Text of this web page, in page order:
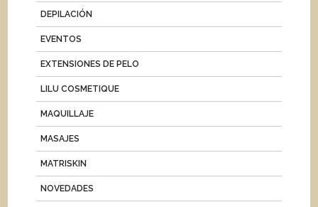
DEPILACIÓN
EVENTOS
EXTENSIONES DE PELO
LILU COSMETIQUE
MAQUILLAJE
MASAJES
MATRISKIN
NOVEDADES